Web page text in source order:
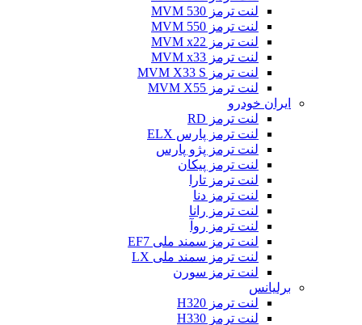
لنت ترمز MVM 530
لنت ترمز MVM 550
لنت ترمز MVM x22
لنت ترمز MVM x33
لنت ترمز MVM X33 S
لنت ترمز MVM X55
ایران خودرو
لنت ترمز RD
لنت ترمز پارس ELX
لنت ترمز پژو پارس
لنت ترمز پیکان
لنت ترمز تارا
لنت ترمز دنا
لنت ترمز رانا
لنت ترمز روآ
لنت ترمز سمند ملی EF7
لنت ترمز سمند ملی LX
لنت ترمز سورن
برلیانس
لنت ترمز H320
لنت ترمز H330